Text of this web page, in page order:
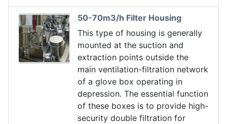
50-70m3/h Filter Housing
This type of housing is generally
mounted at the suction and
extraction points outside the
main ventilation-filtration network
of a glove box operating in
depression. The essential function
of these boxes is to provide high-
security double filtration for